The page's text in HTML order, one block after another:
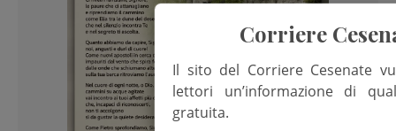
Corriere
Il sito del Corriere Cesenate
lettori un’informazione di
gratuita.